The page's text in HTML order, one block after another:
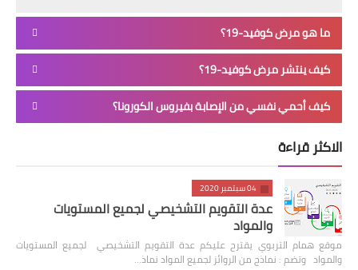
ما هو مرض كوفيد-19؟
كيف ينتشر مرض كوفيد-19؟
كيف أحمي نفسي من الإصابة بفيروس الكورونا؟
الاكثر قراءة
04 سبتمبر 2020
عدة التقويم التشخيصي لجميع المستويات
والمواد
موقع همام التربوي يقترح عليكم عدة التقويم التشخيصي لجميع المستويات
والمواد وتضم : نماذج من الروائز لجميع المواد نماذ…